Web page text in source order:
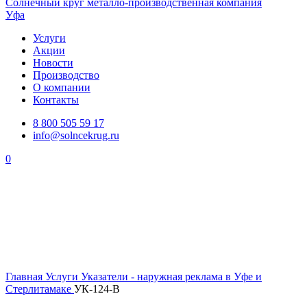
Солнечный круг металло-производственная компания
Уфа
Услуги
Акции
Новости
Производство
О компании
Контакты
8 800 505 59 17
info@solncekrug.ru
0
Главная Услуги Указатели - наружная реклама в Уфе и
Стерлитамаке УК-124-В